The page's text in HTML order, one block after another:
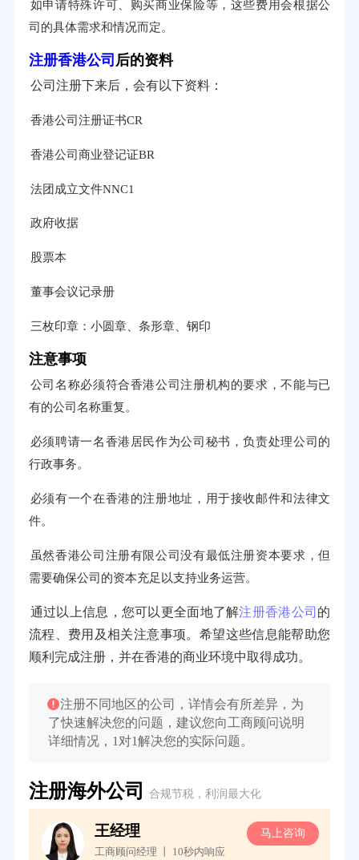
如申请特殊许可、购买商业保险等，这些费用会根据公
司的具体需求和情况而定。
注册香港公司 后的资料
公司注册下来后，会有以下资料：
香港公司注册证书CR
香港公司商业登记证BR
法团成立文件NNC1
政府收据
股票本
董事会议记录册
三枚印章：小圆章、条形章、钢印
注意事项
公司名称必须符合香港公司注册机构的要求，不能与已
有的公司名称重复。
必须聘请一名香港居民作为公司秘书，负责处理公司的
行政事务。
必须有一个在香港的注册地址，用于接收邮件和法律文
件。
虽然香港公司注册有限公司没有最低注册资本要求，但
需要确保公司的资本充足以支持业务运营。
通过以上信息，您可以更全面地了解注册香港公司 的
流程、费用及相关注意事项。希望这些信息能帮助您
顺利完成注册，并在香港的商业环境中取得成功。
注册不同地区的公司，详情会有所差异，为
了快速解决您的问题，建议您向工商顾问说明
详细情况，1对1解决您的实际问题。
注册海外公司 合规节税，利润最大化
王经理
工商顾问经理 丨 10秒内响应
马上咨询